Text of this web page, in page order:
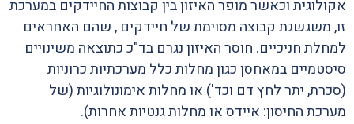
אקולוגית וכאשר מופר האיזון בין קבוצות החיידקים במערכת
זו, משגשגת קבוצה מסוימת של חיידקים , שהם האחראים
למחלת חניכיים. חוסר האיזון נגרם בד"כ כתוצאה משינויים
סיסטמיים במאחסן כגון מחלות כלל מערכתיות כרוניות
(סכרת, יתר לחץ דם וכד') או מחלות אימונולוגיות (של
מערכת החיסון: איידס או מחלות גנטיות אחרות).